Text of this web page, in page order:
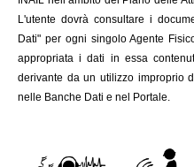
L'utente dovrà consultare i
Dati" per ogni singolo Agente
appropriata i dati in essa
derivante da un utilizzo improprio
nelle Banche Dati e nel Portale.